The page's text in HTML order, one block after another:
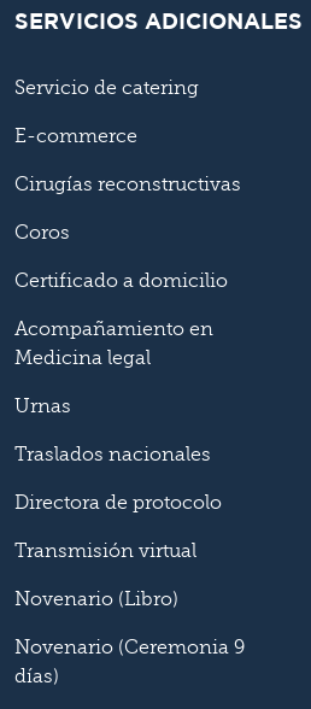
SERVICIOS ADICIONALES
Servicio de catering
E-commerce
Cirugías reconstructivas
Coros
Certificado a domicilio
Acompañamiento en
Medicina legal
Urnas
Traslados nacionales
Directora de protocolo
Transmisión virtual
Novenario (Libro)
Novenario (Ceremonia 9
días)